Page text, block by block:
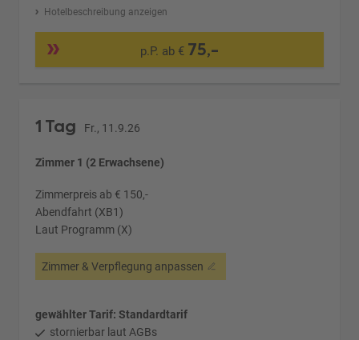
Hotelbeschreibung anzeigen
p.P. ab € 75,-
1 Tag Fr., 11.9.26
Zimmer 1 (2 Erwachsene)
Zimmerpreis ab € 150,-
Abendfahrt (XB1)
Laut Programm (X)
Zimmer & Verpflegung anpassen
gewählter Tarif: Standardtarif
stornierbar laut AGBs